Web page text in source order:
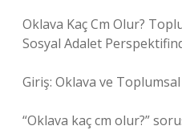
Oklava Kaç Cm Olur?
Sosyal Adalet
Giriş: Oklava ve
“Oklava kaç cm olur?”